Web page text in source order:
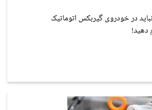
در خودروی گیربکس اتوماتیک
دهید!